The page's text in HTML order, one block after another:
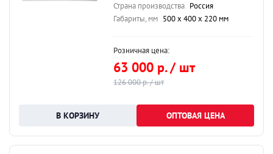
Страна производства Россия
Габариты, мм 500 х 400 х 220 мм
Розничная цена:
63 000 р. / шт
126 000 р. / шт
ОПТОВАЯ ЦЕНА